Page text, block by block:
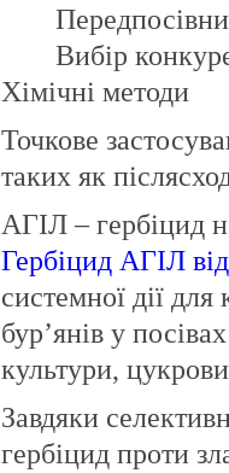
Вибір
Хімічні методи
Точкове
таких як
АГІЛ – гербіцид
Гербіцид АГІЛ
системної дії
бур’янів у
культури,
Завдяки
гербіцид проти